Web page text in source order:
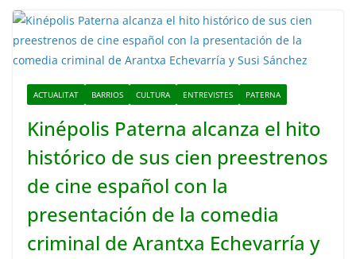
ACTUALITAT BARRIOS CULTURA ENTREVISTES PATERNA
Kinépolis Paterna alcanza el hito
histórico de sus cien preestrenos
de cine español con la
presentación de la comedia
criminal de Arantxa Echevarría y